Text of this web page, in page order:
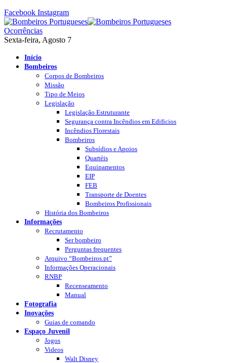
Facebook Instagram
Ocorrências
Sexta-feira, Agosto 7
Início
Bombeiros
Corpos de Bombeiros
Missão
Tipo de Meios
Legislação
Legislação Estruturante
Segurança contra Incêndios em Edificios
Incêndios Florestais
Bombeiros
Subsídios e Apoios
Quartéis
Equipamentos
EIP
FEB
Transporte de Doentes
Bombeiros Profissionais
História dos Bombeiros
Informações
Recrutamento
Ser bombeiro
Perguntas frequentes
Arquivo “Bombeiros.pt”
Informações Operacionais
RNBP
Recenseamento
Manual
Fotografia
Inovações
Guias de comando
Espaço Juvenil
Jogos
Videos
Walt Disney